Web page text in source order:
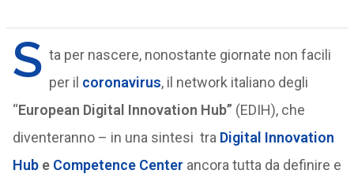
S ta per nascere, nonostante giornate non facili
per il coronavirus, il network italiano degli
“European Digital Innovation Hub” (EDIH), che
diventeranno – in una sintesi tra Digital Innovation
Hube Competence Center ancora tutta da definire e